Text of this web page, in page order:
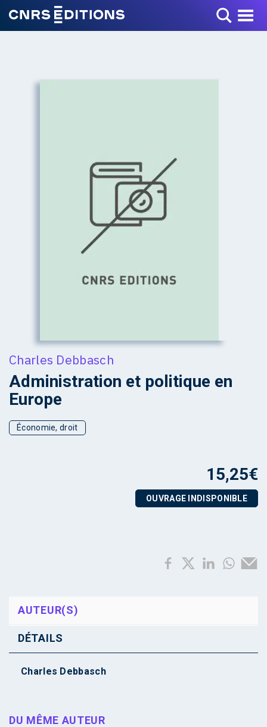
Toggle Menu
Charles Debbasch
Administration et politique en
Europe
Économie, droit
15,25€
OUVRAGE INDISPONIBLE
AUTEUR(S)
DÉTAILS
Charles Debbasch
DU MÊME AUTEUR